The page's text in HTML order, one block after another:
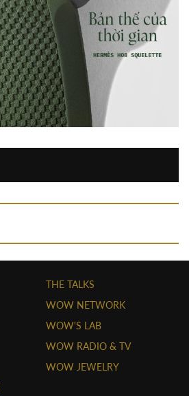
THE TALKS
WOW NETWORK
WOW'S LAB
WOW RADIO & TV
WOW JEWELRY